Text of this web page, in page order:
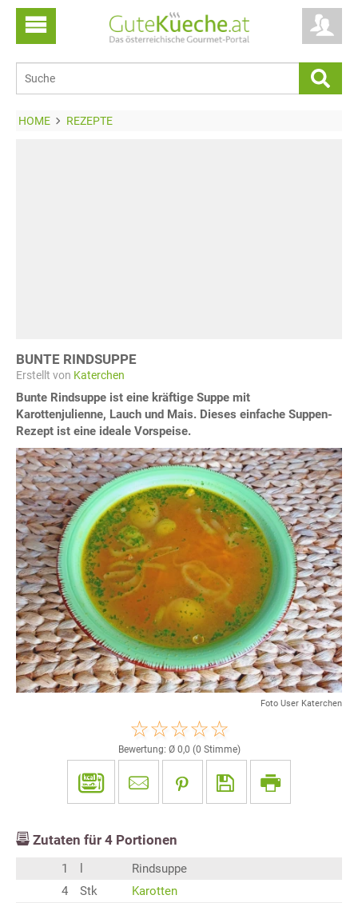
HOME REZEPTE
BUNTE RINDSUPPE
Erstellt von Katerchen
Bunte Rindsuppe ist eine kräftige Suppe mit
Karottenjulienne, Lauch und Mais. Dieses einfache Suppen-
Rezept ist eine ideale Vorspeise.
Foto User Katerchen
Bewertung: Ø 0,0 (0 Stimme)
Zutaten für 4 Portionen
1
Rindsuppe
4
Stk
Karotten